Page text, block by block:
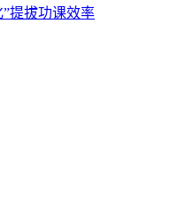
”提拔功课效率